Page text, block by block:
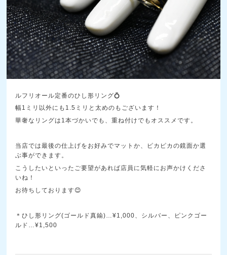
ルフリオール定番のひし形リング💍
幅1ミリ以外にも1.5ミリと太めのもございます！
華奢なリングは1本づかいでも、重ね付けでもオススメです。
当店では最後の仕上げをお好みでマットか、ピカピカの鏡面か選
ぶ事ができます。
こうしたいといったご要望があれば店員に気軽にお声かけくださ
いね！
お待ちしております😊
＊ひし形リング(ゴールド真鍮)…¥1,000、シルバー、ピンクゴー
ルド…¥1,500